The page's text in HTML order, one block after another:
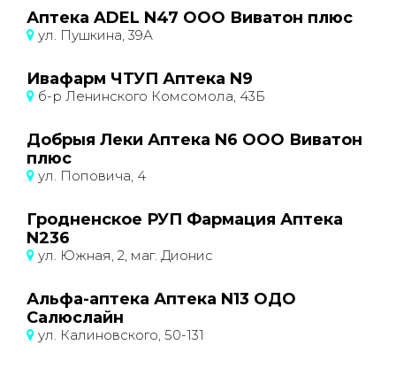
Аптека ADEL N47 ООО Виватон плюс
ул. Пушкина, 39А
Ивафарм ЧТУП Аптека N9
б-р Ленинского Комсомола, 43Б
Добрыя Леки Аптека N6 ООО Виватон
плюс
ул. Поповича, 4
Гродненское РУП Фармация Аптека
N236
ул. Южная, 2, маг. Дионис
Альфа-аптека Аптека N13 ОДО
Салюслайн
ул. Калиновского, 50-131